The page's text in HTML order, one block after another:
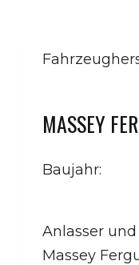
MASSEY
Baujahr:
Anlasser
Massey